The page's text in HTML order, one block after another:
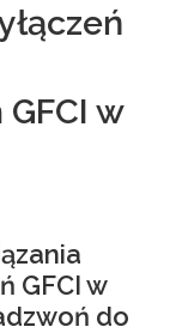
w
GFCI w
do